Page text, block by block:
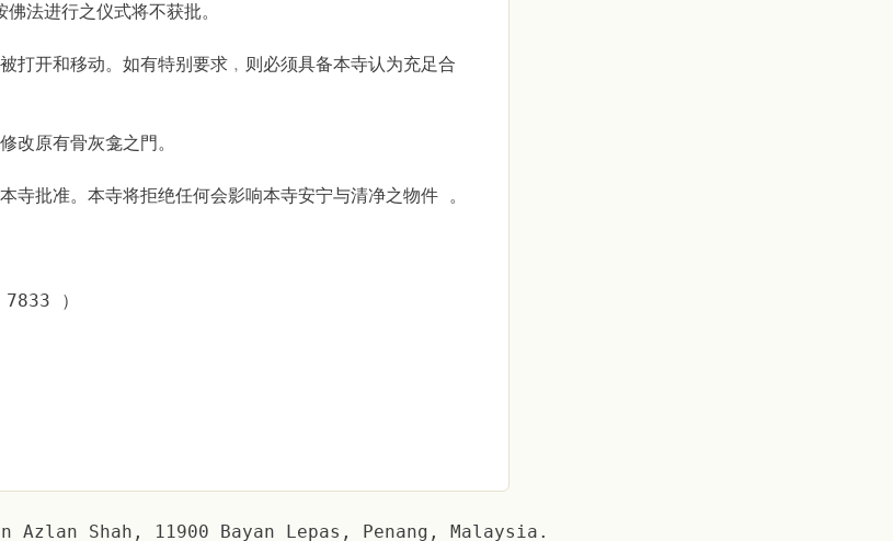
法进行之仪式将不获批。
开和移动。如有特别要求﹐则必须具备本寺认为充足合
原有骨灰龛之門。
批准。本寺将拒绝任何会影响本寺安宁与清净之物件 。
）
Azlan Shah, 11900 Bayan Lepas, Penang, Malaysia.